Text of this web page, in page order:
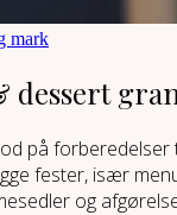
mark
dessert
på forberedelser
fester, især
og